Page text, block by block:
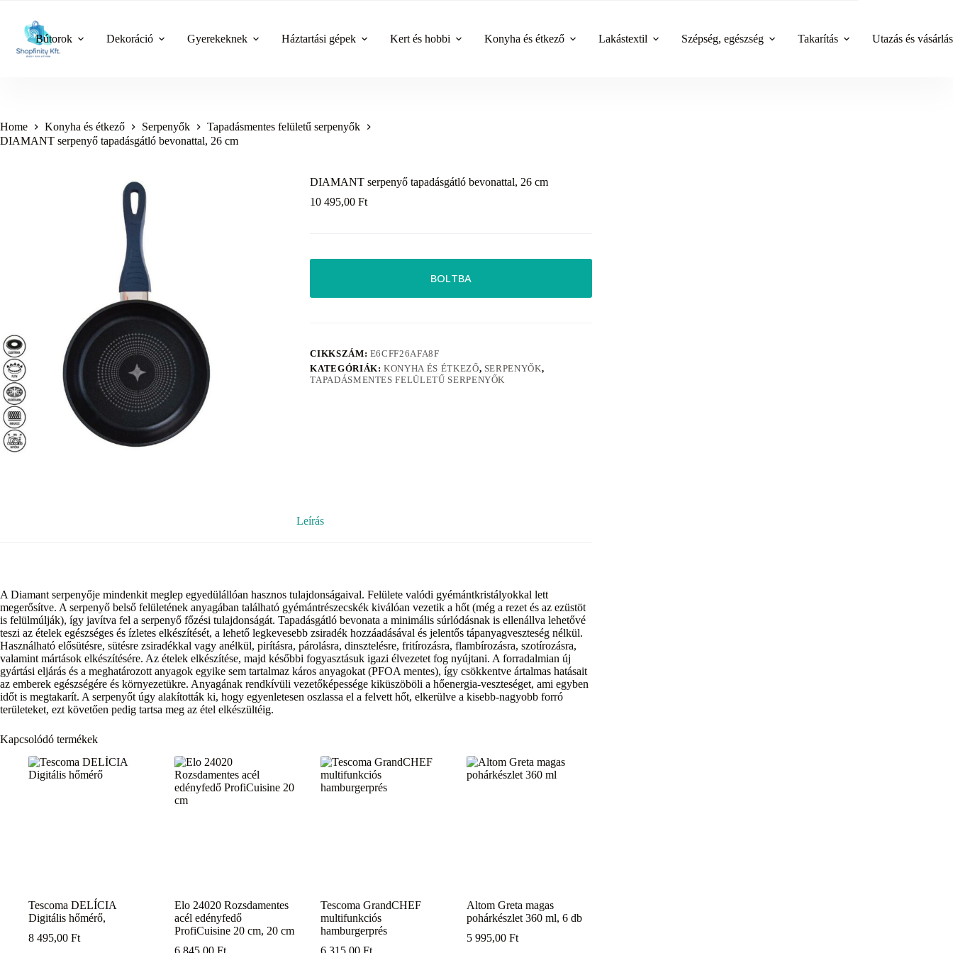
content
Bútorok Dekoráció Gyerekeknek Háztartási gépek Kert és hobbi Konyha és étkező Lakástextil Szépség, egészség Takarítás Utazás és vásárlás
Home Konyha és étkező Serpenyők
Tapadásmentes felületű serpenyők
DIAMANT serpenyő tapadásgátló bevonattal, 26 cm
DIAMANT serpenyő tapadásgátló bevonattal, 26 cm
10 495,00Ft
BOLTBA
CIKKSZÁM: E6CFF26AFA8F
KATEGÓRIÁK:KONYHA ÉS ÉTKEZŐ, SERPENYŐK,
TAPADÁSMENTES FELÜLETŰ SERPENYŐK
Leírás
A Diamant serpenyője mindenkit meglep egyedülállóan hasznos tulajdonságaival. Felülete valódi gyémántkristályokkal lett
megerősítve. A serpenyő belső felületének anyagában található gyémántrészecskék kiválóan vezetik a hőt (még a rezet és az ezüstöt
is felülmúlják), így javítva fel a serpenyő főzési tulajdonságát. Tapadásgátló bevonata a minimális súrlódásnak is ellenállva lehetővé
teszi az ételek egészséges és ízletes elkészítését, a lehető legkevesebb zsiradék hozzáadásával és jelentős tápanyagveszteség nélkül.
Használható elősütésre, sütésre zsiradékkal vagy anélkül, pirításra, párolásra, dinsztelésre, fritírozásra, flambírozásra, szotírozásra,
valamint mártások elkészítésére. Az ételek elkészítése, majd későbbi fogyasztásuk igazi élvezetet fog nyújtani. A forradalmian új
gyártási eljárás és a meghatározott anyagok egyike sem tartalmaz káros anyagokat (PFOA mentes), így csökkentve ártalmas hatásait
az emberek egészségére és környezetükre. Anyagának rendkívüli vezetőképessége kiküszöböli a hőenergia-veszteséget, ami egyben
időt is megtakarít. A serpenyőt úgy alakították ki, hogy egyenletesen oszlassa el a felvett hőt, elkerülve a kisebb-nagyobb forró
területeket, ezt követően pedig tartsa meg az étel elkészültéig.
Kapcsolódó termékek
Tescoma DELÍCIA
Digitális hőmérő,
8 495,00 Ft
Elo 24020 Rozsdamentes
acél edényfedő
ProfiCuisine 20 cm, 20 cm
6 845,00Ft
Tescoma GrandCHEF
multifunkciós
hamburgerprés
6 315,00Ft
Altom Greta magas
pohárkészlet 360 ml, 6 db
5 995,00Ft